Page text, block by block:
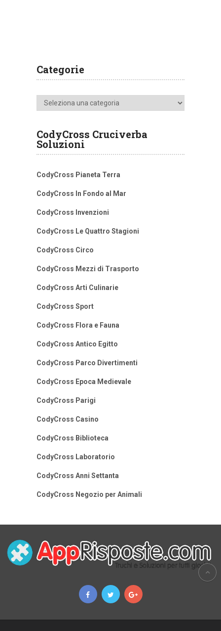
Categorie
Categorie
CodyCross Cruciverba
Soluzioni
CodyCross Pianeta Terra
CodyCross In Fondo al Mar
CodyCross Invenzioni
CodyCross Le Quattro Stagioni
CodyCross Circo
CodyCross Mezzi di Trasporto
CodyCross Arti Culinarie
CodyCross Sport
CodyCross Flora e Fauna
CodyCross Antico Egitto
CodyCross Parco Divertimenti
CodyCross Epoca Medievale
CodyCross Parigi
CodyCross Casino
CodyCross Biblioteca
CodyCross Laboratorio
CodyCross Anni Settanta
CodyCross Negozio per Animali